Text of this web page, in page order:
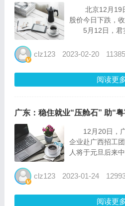
北京12月19日
股价今日下跌，
5月12日，君实
有限责任公司研
clz123 2023-02-20
阅读更
广东：稳住就业“压舱石” 助“
12月20日，广
企业赴广西招工
人将于元旦后来
期，疫情防控措
来的用工需求，...
clz123 2023-01-24
阅读更